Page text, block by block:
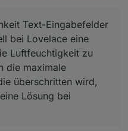
die überschritten wird,
meine Lösung bei Lovelace:
Text-Eingabefelder
bei Lovelace eine
Luftfeuchtigkeit zu
die maximale
überschritten wird,
Lösung bei